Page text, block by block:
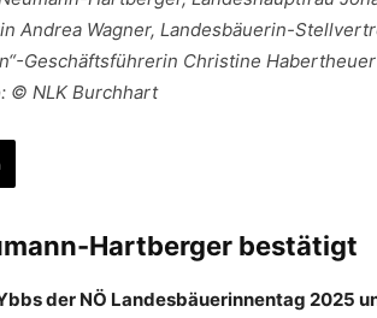
Andrea Wagner, Landesbäuerin-
Geschäftsführerin Christine
© NLK Burchhart
Hartberger bestätigt
der NÖ Landesbäuerinnentag 2025